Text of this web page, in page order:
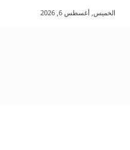
الخميس, أغسطس 6, 2026